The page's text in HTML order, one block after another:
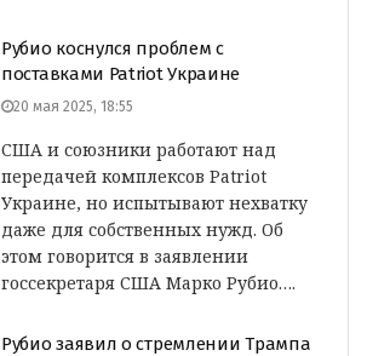
Рубио коснулся проблем с
поставками Patriot Украине
20 мая 2025, 18:55
США и союзники работают над
передачей комплексов Patriot
Украине, но испытывают нехватку
даже для собственных нужд. Об
этом говорится в заявлении
госсекретаря США Марко Рубио….
Рубио заявил о стремлении Трампа